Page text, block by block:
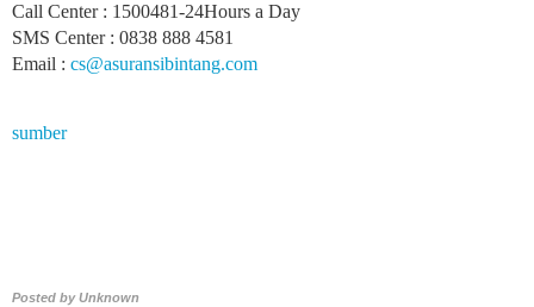
Call Center : 1500481-24Hours a Day
SMS Center : 0838 888 4581
Email : cs@asuransibintang.com
sumber
Posted byUnknown